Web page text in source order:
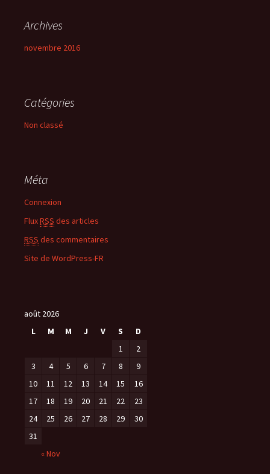
Archives
novembre 2016
Catégories
Non classé
Méta
Connexion
FluxRSS des articles
RSS des commentaires
Site de WordPress-FR
août 2026
L
M M J V S D
« Nov
1
2
3
4 5 6 7 8
9
10
11 12 13 14 15
16
17
18 19 20 21 22
23
24
25 26 27 28 29
30
31